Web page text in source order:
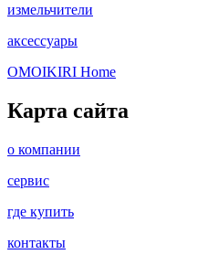
измельчители
аксессуары
OMOIKIRI Home
Карта сайта
о компании
сервис
где купить
контакты